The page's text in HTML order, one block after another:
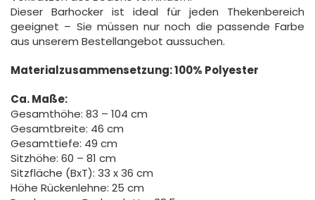
Dieser Barhocker ist ideal für jeden Thekenbereich
geeignet – Sie müssen nur noch die passende Farbe
aus unserem Bestellangebot aussuchen.
Materialzusammensetzung: 100% Polyester
Ca. Maße:
Gesamthöhe: 83 – 104 cm
Gesamtbreite: 46 cm
Gesamttiefe: 49 cm
Sitzhöhe: 60 – 81 cm
Sitzfläche (BxT): 33 x 36 cm
Höhe Rückenlehne: 25 cm